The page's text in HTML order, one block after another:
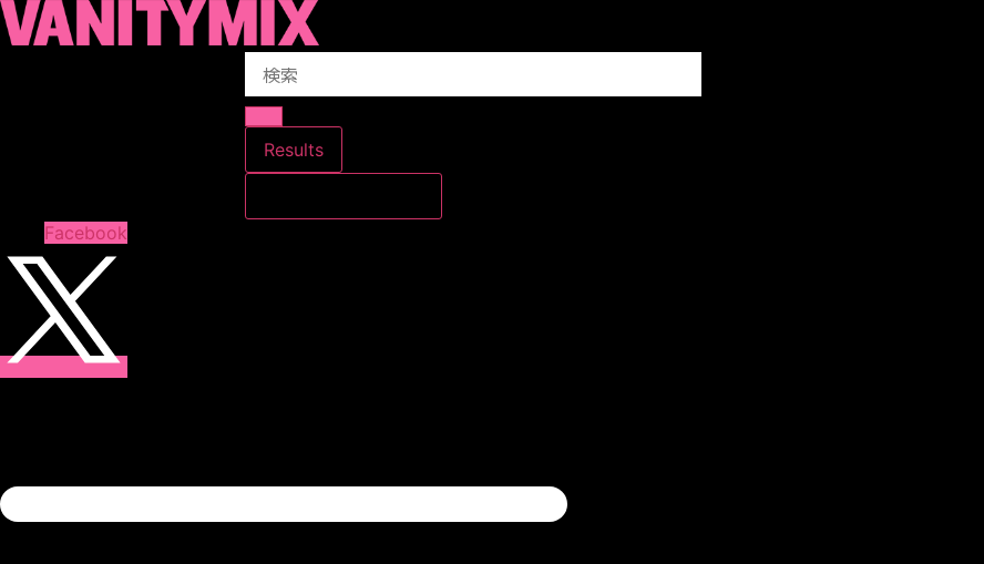
コ
ン
プ
Search
Results
Facebook